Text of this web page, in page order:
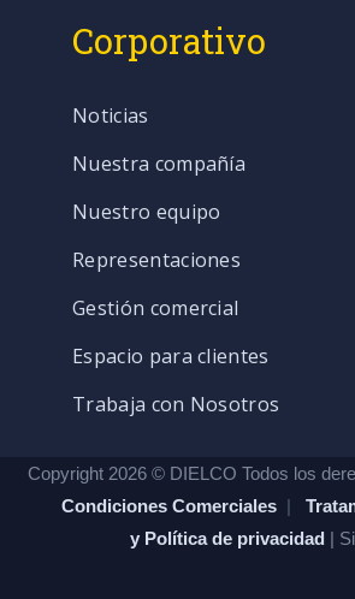
Corporativo
Noticias
Nuestra compañía
Nuestro equipo
Representaciones
Gestión comercial
Espacio para clientes
Trabaja con Nosotros
Copyright 2026 © DIELCO Todos los
Condiciones Comerciales |
y Política de privacidad |